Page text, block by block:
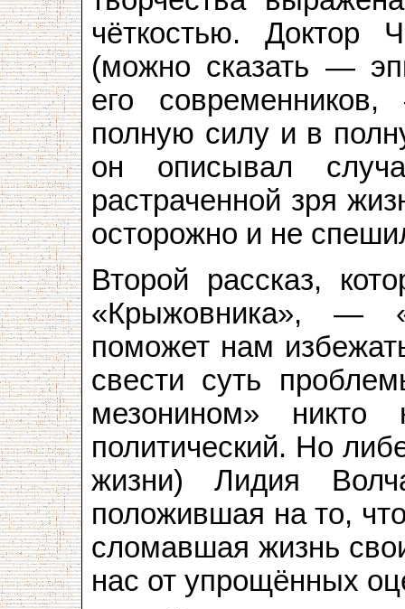
чёткостью. Доктор
(можно сказать —
его
полную силу и в
он описывал
растраченной зря
осторожно и не
Второй рассказ,
«Крыжовника», —
поможет нам
свести суть
мезонином» никто
политический. Но
жизни) Лидия
положившая на то,
сломавшая жизнь
нас от упрощённых